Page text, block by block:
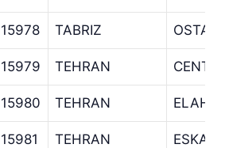
TABRIZ OSTAD
TEHRAN
TEHRAN
TEHRAN ESKAN